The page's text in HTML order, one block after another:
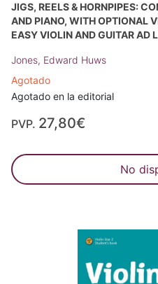
JIGS, REELS & HORNPIPES:
AND PIANO, WITH OPTIONAL
EASY VIOLIN AND GUITAR AD
Jones, Edward Huws
Agotado
Agotado en la editorial
PVP. 27,80€
No